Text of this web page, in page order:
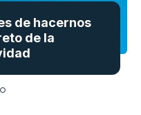
de hacernos
de la